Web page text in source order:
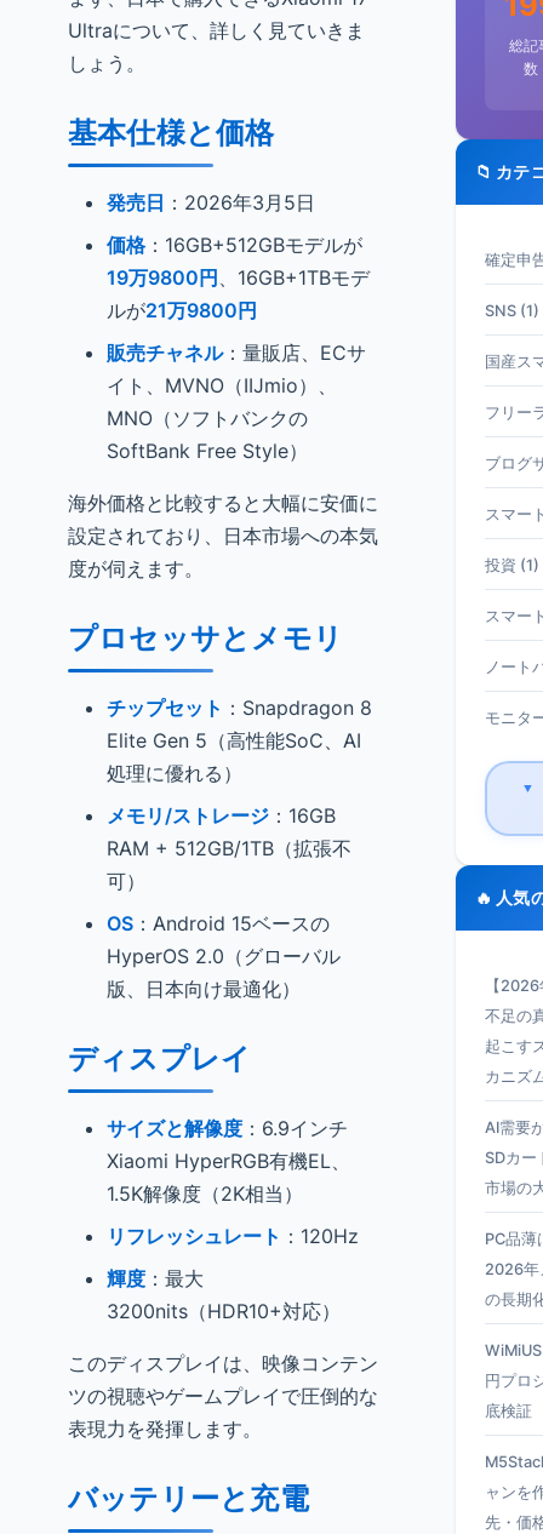
Ultraについて、詳しく見ていきま
しょう。
基本仕様と価格
発売日 ：2026年3月5日
価格：16GB+512GBモデルが
19万9800円 、16GB+1TBモデ
ルが21万9800円
販売チャネル：量販店、ECサ
イト、MVNO（IIJmio）、
MNO（ソフトバンクの
SoftBank Free Style）
海外価格と比較すると大幅に安価に
設定されており、日本市場への本気
度が伺えます。
プロセッサとメモリ
チップセット ：Snapdragon 8
Elite Gen 5（高性能SoC、AI
処理に優れる）
メモリ/ストレージ ：16GB
RAM + 512GB/1TB（拡張不
可）
OS ：Android 15ベースの
HyperOS 2.0（グローバル
版、日本向け最適化）
ディスプレイ
サイズと解像度 ：6.9インチ
Xiaomi HyperRGB有機EL、
1.5K解像度（2K相当）
リフレッシュレート ：120Hz
輝度 ：最大
3200nits（HDR10+対応）
このディスプレイは、映像コンテン
ツの視聴やゲームプレイで圧倒的な
表現力を発揮します。
バッテリーと充電
総記
数
📁 カテ
確定申
SNS (1)
国産ス
フリー
ブログ
スマー
投資 (1)
スマー
ノート
モニタ
▼
🔥 人気
【
不足の
起こす
カニズ
AI需要
SDカー
市場の
PC品薄
2026年
の長期
円プロ
底検証
ャンを
先・価